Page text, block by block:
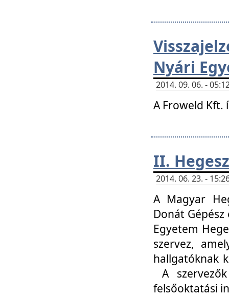
Nyári
2014. 09. 06. -
A Froweld
II.
2014. 06. 23. -
A Magyar
Donát
Egyetem
szervez,
hallgatóknak
A
felsőoktatási